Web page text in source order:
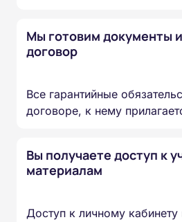
Мы готовим документы и
договор
Все гарантийные
договоре, к нему
Вы получаете доступ к
материалам
Доступ к личному